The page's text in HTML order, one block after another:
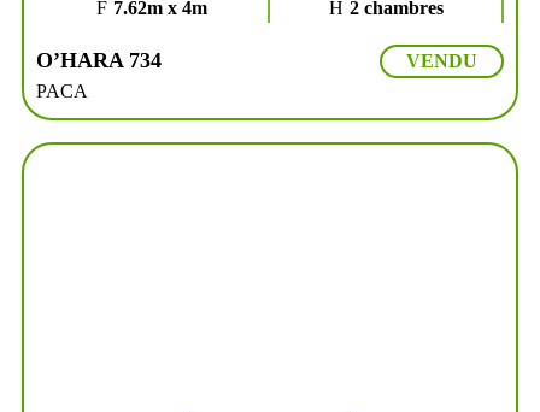
7.62m x 4m 2 chambres
O’HARA 734
PACA
VENDU